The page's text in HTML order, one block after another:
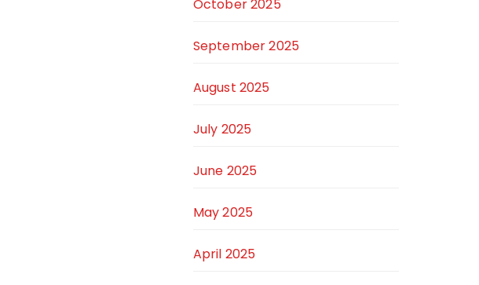
October 2025
September 2025
August 2025
July 2025
June 2025
May 2025
April 2025